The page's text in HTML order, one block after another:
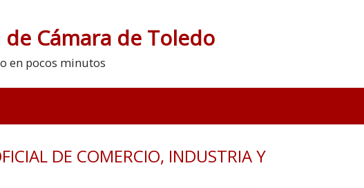
Cámara de Toledo
en pocos minutos
DE COMERCIO, INDUSTRIA Y